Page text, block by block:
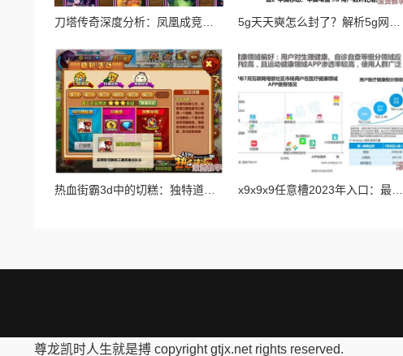
x9x9x9任意槽2023年入口：最新进展与未来发展趋势分析，助力行业创新与变革
尊龙凯时人生就是搏 copyright gtjx.net rights reserved.